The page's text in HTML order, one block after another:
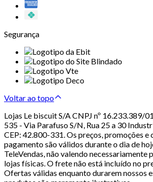
Segurança
Voltar ao topo
Lojas Le biscuit S/A CNPJ nº 16.233.389/
535 - Via Parafuso S/N, Rua 25 a 30
CEP: 42.800-331. Os preços, promoções e
pagamento são válidos durante o dia de
TeleVendas, não valendo necessariamente
lojas físicas. O frete não está incluído no
Ofertas válidas enquanto durarem nossos